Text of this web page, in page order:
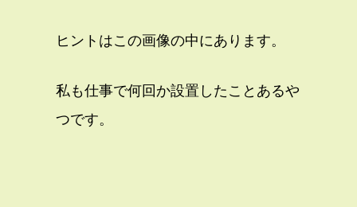
ヒントはこの画像の中にあります。
私も仕事で何回か設置したことあるや
つです。